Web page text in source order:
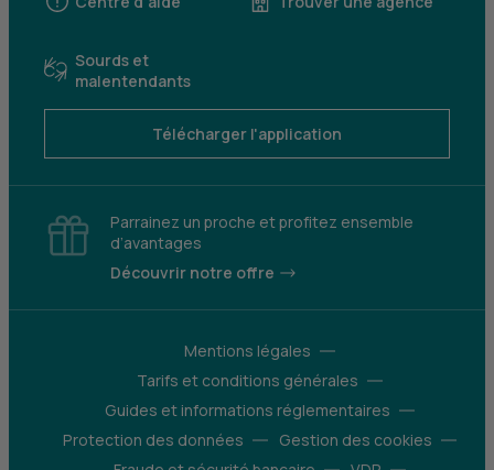
Sourds et
malentendants
Télécharger l'application
Parrainez un proche et profitez ensemble
d’avantages
Découvrir notre offre
Mentions légales
Tarifs et conditions générales
Guides et informations réglementaires
Protection des données
Gestion des cookies